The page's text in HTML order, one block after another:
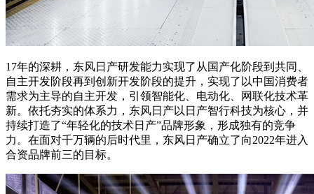
17年的深耕，东风日产研发能力实现了从国产化阶段到共同、
自主开发阶段再到创新开发阶段的提升，实现了以中国消费者
需求为主导的自主开发，引领智能化、电动化、网联化技术革
新。 依托夯实的体系力，东风日产以日产智行科技为核心，并
持续打造了“年轻化的技术日 产”品牌形象，形成独有的竞争
力。 在面对千万辆的后时代里，东风日产确立了向2022年进入
合资品牌前三的目标。